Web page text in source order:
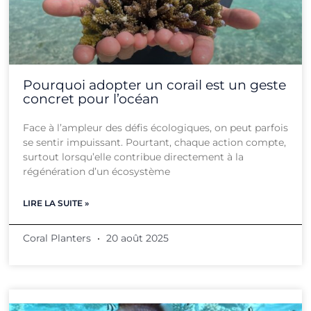
Pourquoi adopter un corail est un geste
concret pour l’océan
Face à l’ampleur des défis écologiques, on peut parfois
se sentir impuissant. Pourtant, chaque action compte,
surtout lorsqu’elle contribue directement à la
régénération d’un écosystème
LIRE LA SUITE »
Coral Planters 20 août 2025